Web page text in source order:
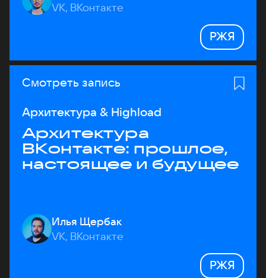
VK, ВКонтакте
РЖЯ
Смотреть запись
Архитектура & Highload
Архитектура
ВКонтакте: прошлое,
настоящее и будущее
Илья Щербак
VK, ВКонтакте
РЖЯ